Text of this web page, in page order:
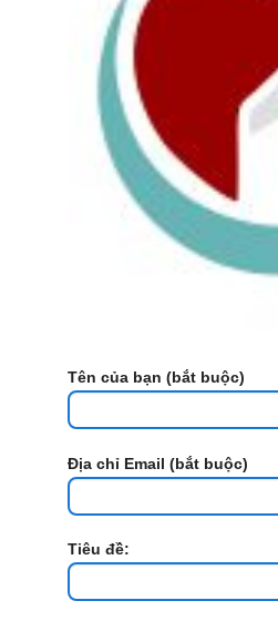
Tên của bạn (bắt buộc)
Địa chỉ Email (bắt buộc)
Tiêu đề: